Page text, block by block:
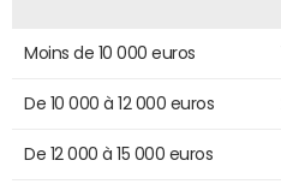
Moins de 10 000 euros
De 10 000 à 12 000 euros
De 12 000 à 15 000 euros